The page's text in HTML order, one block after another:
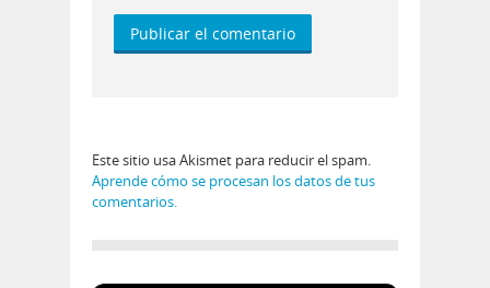
Este sitio usa Akismet para reducir el spam.
Aprende cómo se procesan los datos de tus
comentarios.